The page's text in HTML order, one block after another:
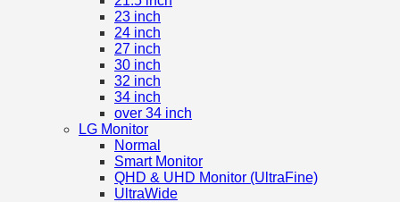
23 inch
24 inch
27 inch
30 inch
32 inch
34 inch
over 34 inch
LG Monitor
Normal
Smart Monitor
QHD & UHD Monitor (UltraFine)
UltraWide